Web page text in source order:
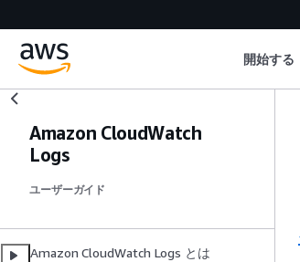
開始する
Amazon CloudWatch
Logs
ユーザーガイド
Amazon CloudWatch Logs とは